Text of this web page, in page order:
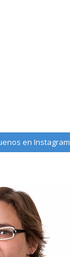
en Instagram